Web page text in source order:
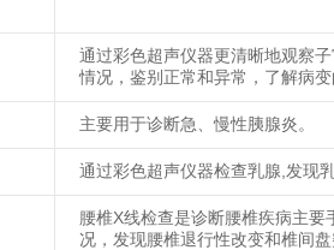
通过彩色超声仪器更清晰地观察
情况，鉴别正常和异常，了解病
主要用于诊断急、慢性胰腺炎。
通过彩色超声仪器检查乳腺,发现
腰椎X线检查是诊断腰椎疾病主
况，发现腰椎退行性改变和椎间